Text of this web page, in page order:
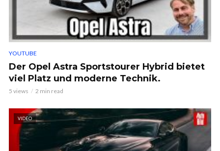
YOUTUBE
Der Opel Astra Sportstourer Hybrid bietet
viel Platz und moderne Technik.
5 views 2 min read
VIDEO